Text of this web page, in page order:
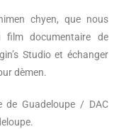
chyen, que nous
documentaire de
Studio et échanger
dèmen.
de Guadeloupe / DAC